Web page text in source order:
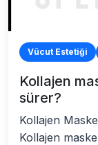
Vücut Estetiği
Kollajen
sürer?
Kollajen
Kollajen